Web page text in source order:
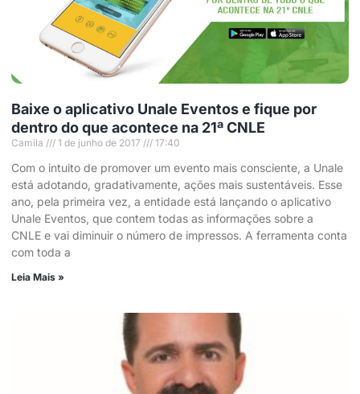
Baixe o aplicativo Unale Eventos e fique por
dentro do que acontece na 21ª CNLE
Camila 1 de junho de 2017 17:40
Com o intuito de promover um evento mais consciente, a Unale
está adotando, gradativamente, ações mais sustentáveis. Esse
ano, pela primeira vez, a entidade está lançando o aplicativo
Unale Eventos, que contem todas as informações sobre a
CNLE e vai diminuir o número de impressos. A ferramenta conta
com toda a
Leia Mais »